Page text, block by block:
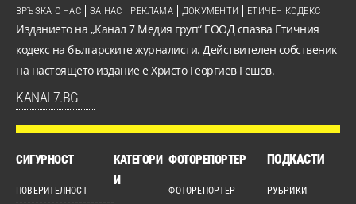
Изданието на „Канал 7 Медия груп“ ЕООД спазва Етичния
кодекс на българските журналисти. Действителен собственик
на настоящето издание е Христо Георгиев Гешов.
KANAL7.BG
ВРЪЗКА С НАС ЗА НАС РЕКЛАМА ДОКУМЕНТИ ЕТИЧЕН КОДЕКС
СИГУРНОСТ
ПОВЕРИТЕЛНОСТ
КАТЕГОРИ
И
ФОТОРЕПОРТЕР
ФОТОРЕПОРТЕР
ПОДКАСТИ
РУБРИКИ